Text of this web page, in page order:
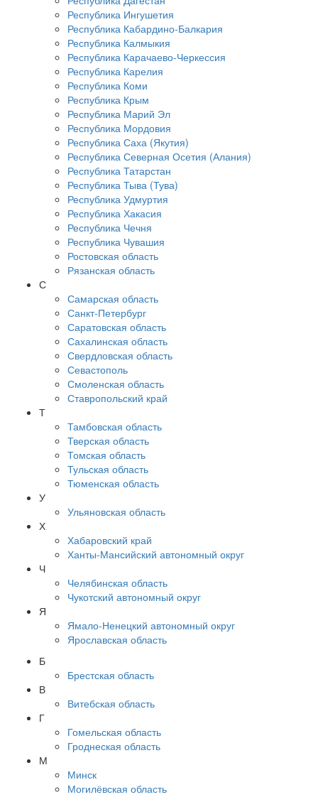
Республика Ингушетия
Республика Кабардино-Балкария
Республика Калмыкия
Республика Карачаево-Черкессия
Республика Карелия
Республика Коми
Республика Крым
Республика Марий Эл
Республика Мордовия
Республика Саха (Якутия)
Республика Северная Осетия (Алания)
Республика Татарстан
Республика Тыва (Тува)
Республика Удмуртия
Республика Хакасия
Республика Чечня
Республика Чувашия
Ростовская область
Рязанская область
С
Самарская область
Санкт-Петербург
Саратовская область
Сахалинская область
Свердловская область
Севастополь
Смоленская область
Ставропольский край
Т
Тамбовская область
Тверская область
Томская область
Тульская область
Тюменская область
У
Ульяновская область
Х
Хабаровский край
Ханты-Мансийский автономный округ
Ч
Челябинская область
Чукотский автономный округ
Я
Ямало-Ненецкий автономный округ
Ярославская область
Б
Брестская область
В
Витебская область
Г
Гомельская область
Гроднеская область
М
Минск
Могилёвская область